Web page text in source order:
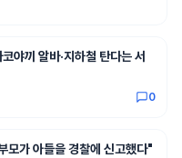
야끼 알바·지하철 탄다는 서
0
모가 아들을 경찰에 신고했다"